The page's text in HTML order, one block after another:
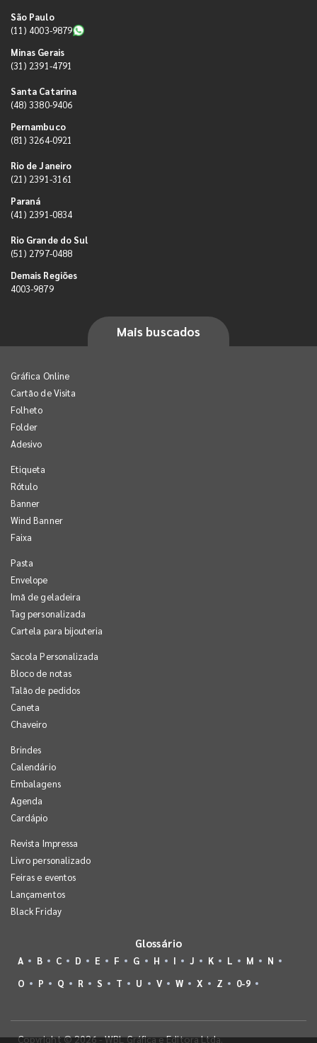
São Paulo
(11) 4003-9879
Minas Gerais
(31) 2391-4791
Santa Catarina
(48) 3380-9406
Pernambuco
(81) 3264-0921
Rio de Janeiro
(21) 2391-3161
Paraná
(41) 2391-0834
Rio Grande do Sul
(51) 2797-0488
Demais Regiões
4003-9879
Mais buscados
Gráfica Online
Cartão de Visita
Folheto
Folder
Adesivo
Etiqueta
Rótulo
Banner
Wind Banner
Faixa
Pasta
Envelope
Imã de geladeira
Tag personalizada
Cartela para bijouteria
Sacola Personalizada
Bloco de notas
Talão de pedidos
Caneta
Chaveiro
Brindes
Calendário
Embalagens
Agenda
Cardápio
Revista Impressa
Livro personalizado
Feiras e eventos
Lançamentos
Black Friday
Glossário
A B C D E F G H I J K L M
N
O
P Q R S T U V W X Z 0-9
Copyright © 2026 - WBL Gráfica e Editora Ltda.